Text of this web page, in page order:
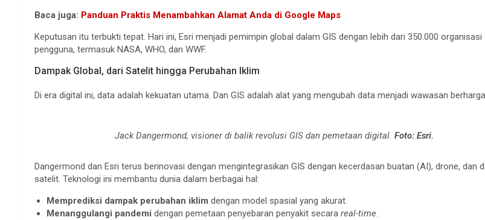
Baca juga: Panduan Praktis Menambahkan Alamat Anda di Google Maps
Keputusan itu terbukti tepat. Hari ini, Esri menjadi pemimpin global dalam GIS dengan lebih dari 350.000 organisasi
pengguna, termasuk NASA, WHO, dan WWF.
Dampak Global, dari Satelit hingga Perubahan Iklim
Di era digital ini, data adalah kekuatan utama. Dan GIS adalah alat yang mengubah data menjadi wawasan
Jack Dangermond, visioner di balik revolusi GIS dan pemetaan digital. Foto: Esri.
Dangermond dan Esri terus berinovasi dengan mengintegrasikan GIS dengan kecerdasan buatan (AI), drone, dan
satelit. Teknologi ini membantu dunia dalam berbagai hal:
Memprediksi dampak perubahan iklim dengan model spasial yang akurat.
Menanggulangi pandemi dengan pemetaan penyebaran penyakit secara real-time.